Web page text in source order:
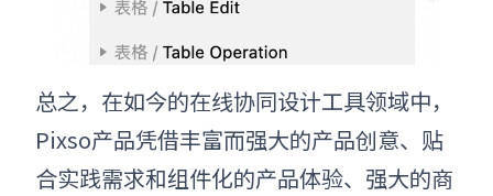
总之，在如今的在线协同设计工具领域中，
Pixso产品凭借丰富而强大的产品创意、贴
合实践需求和组件化的产品体验、强大的商